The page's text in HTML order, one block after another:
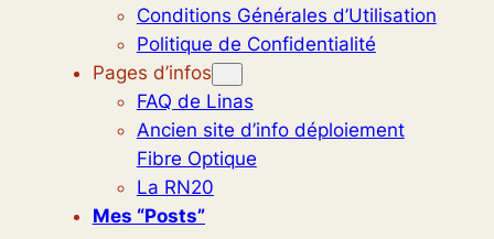
Conditions Générales d’Utilisation
Politique de Confidentialité
Pages d’infos
FAQ de Linas
Ancien site d’info déploiement
Fibre Optique
La RN20
Mes “posts”